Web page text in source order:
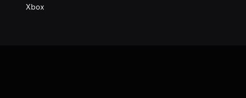
Xbox